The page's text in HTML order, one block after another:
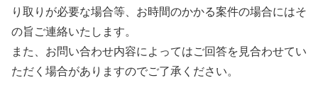
り取りが必要な場合等、お時間のかかる案件の場合にはそ
の旨ご連絡いたします。
また、お問い合わせ内容によってはご回答を見合わせてい
ただく場合がありますのでご了承ください。